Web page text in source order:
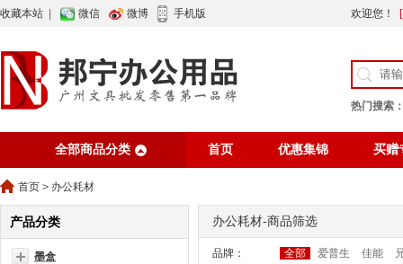
收藏本站 微信 微博 手机版 欢迎您！
热门搜索
全部商品分类 首页 优惠集锦 买赠
首页 > 办公耗材
产品分类
墨盒
办公耗材-商品筛选
品牌： 全部 爱普生 佳能